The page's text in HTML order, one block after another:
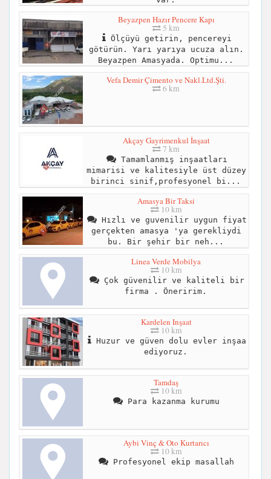
Beyazpen Hazır Pencere Kapı
5 km
Ölçüyü getirin, pencereyi
götürün. Yarı yarıya ucuza alın.
Beyazpen Amasyada. Optimu...
Vefa Demir Çimento ve Nakl.Ltd.Şti.
6 km
Akçay Gayrimenkul İnşaat
7 km
Tamamlanmış inşaatları
mimarisi ve kalitesiyle üst düzey
birinci sinif,profesyonel bi...
Amasya Bir Taksi
10 km
Hızlı ve guvenilir uygun fiyat
gerçekten amasya 'ya gerekliydi
bu. Bir şehir bir neh...
Linea Verde Mobilya
10 km
Çok güvenilir ve kaliteli bir
firma . Öneririm.
Kardelen Inşaat
10 km
Huzur ve güven dolu evler inşaa
ediyoruz.
Tamdaş
10 km
Para kazanma kurumu
Aybi Vinç & Oto Kurtarıcı
10 km
Profesyonel ekip masallah